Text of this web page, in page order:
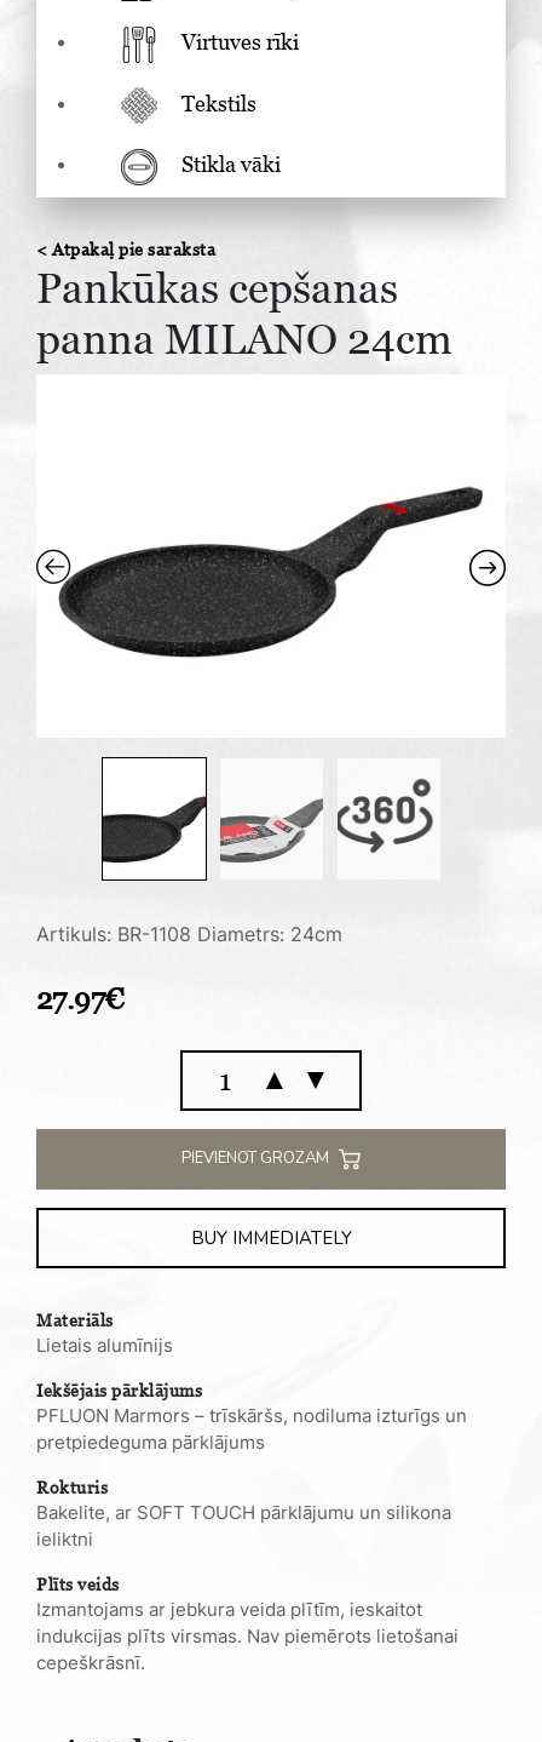
Virtuves rīki
Tekstils
Stikla vāki
< Atpakaļ pie saraksta
Pankūkas cepšanas
panna MILANO 24cm
Artikuls: BR-1108 Diametrs: 24cm
27.97€
Pankūkas
panna
MILANO
24cm
quantity
▲ ▼
PIEVIENOT GROZAM
BUY IMMEDIATELY
Materiāls
Lietais alumīnijs
Iekšējais pārklājums
PFLUON Marmors – trīskāršs, nodiluma izturīgs un
pretpiedeguma pārklājums
Rokturis
Bakelite, ar SOFT TOUCH pārklājumu un silikona
ieliktni
Plīts veids
Izmantojams ar jebkura veida plītīm, ieskaitot
indukcijas plīts virsmas. Nav piemērots lietošanai
cepeškrāsnī.